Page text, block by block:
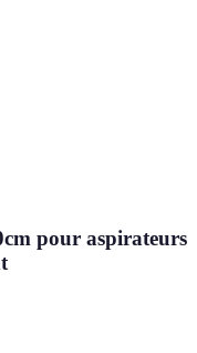
pour aspirateurs